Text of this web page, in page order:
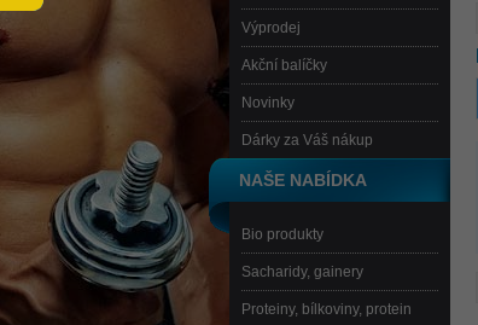
Výprodej
Akční balíčky
Novinky
Dárky za Váš nákup
NAŠE NABÍDKA
Bio produkty
Sacharidy, gainery
Proteiny, bílkoviny, protein